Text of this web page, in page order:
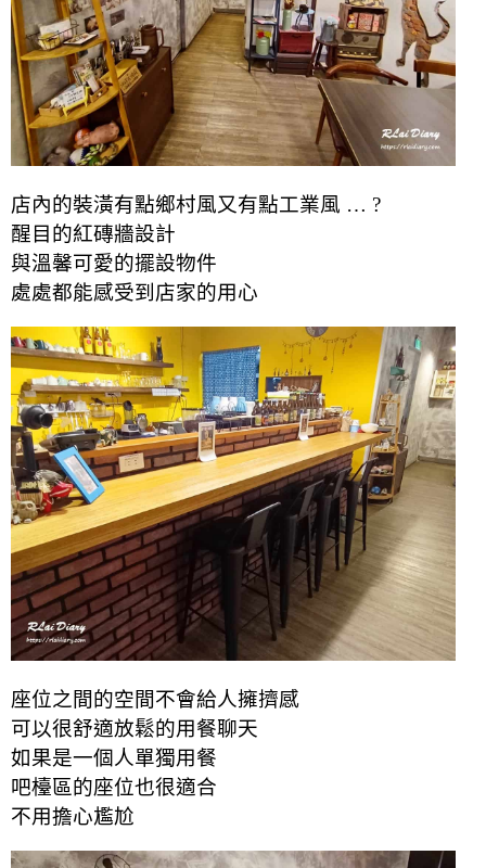
店內的裝潢有點鄉村風又有點工業風 … ?
醒目的紅磚牆設計
與溫馨可愛的擺設物件
處處都能感受到店家的用心
座位之間的空間不會給人擁擠感
可以很舒適放鬆的用餐聊天
如果是一個人單獨用餐
吧檯區的座位也很適合
不用擔心尷尬